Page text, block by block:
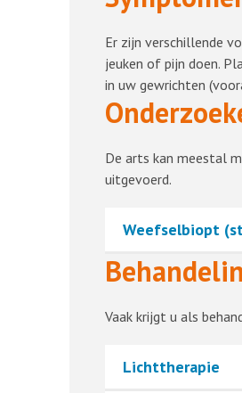
Er zijn verschillende
jeuken of pijn doen.
in uw gewrichten
De arts kan meestal
uitgevoerd.
Weefselbiopt
Vaak krijgt u als
Lichttherapie